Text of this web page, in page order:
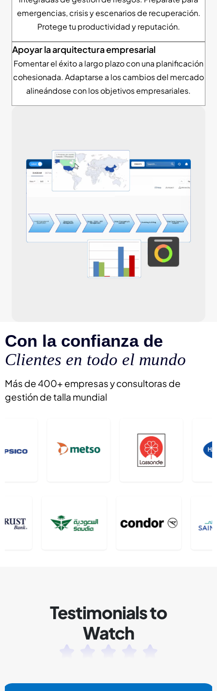
emergencias, crisis y escenarios de recuperación.
Protege tu productividad y reputación.
Apoyar la arquitectura empresarial
Fomentar el éxito a largo plazo con una planificación
cohesionada. Adaptarse a los cambios del mercado
alineándose con los objetivos empresariales.
Con la confianza de
Clientes en todo el mundo
Más de 400+ empresas y consultoras de
gestión de talla mundial
Testimonials to
Watch